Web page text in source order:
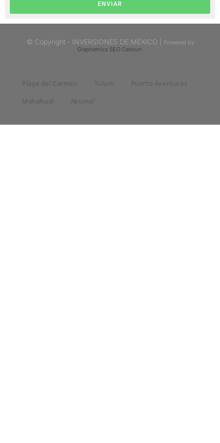
ENVIAR
© Copyright - INVERSIONES DE MÉXICO |
Powered by
Graphemics SEO Cancun
Playa del Carmen Tulum
Puerto Aventuras
Mahahual
Akumal